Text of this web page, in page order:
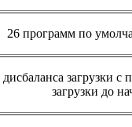
26 программ по
загрузки с
загрузки до